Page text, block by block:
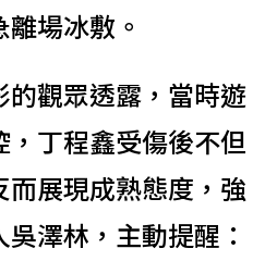
場冰敷。
觀眾透露，當時遊
丁程鑫受傷後不但
展現成熟態度，強
澤林，主動提醒：